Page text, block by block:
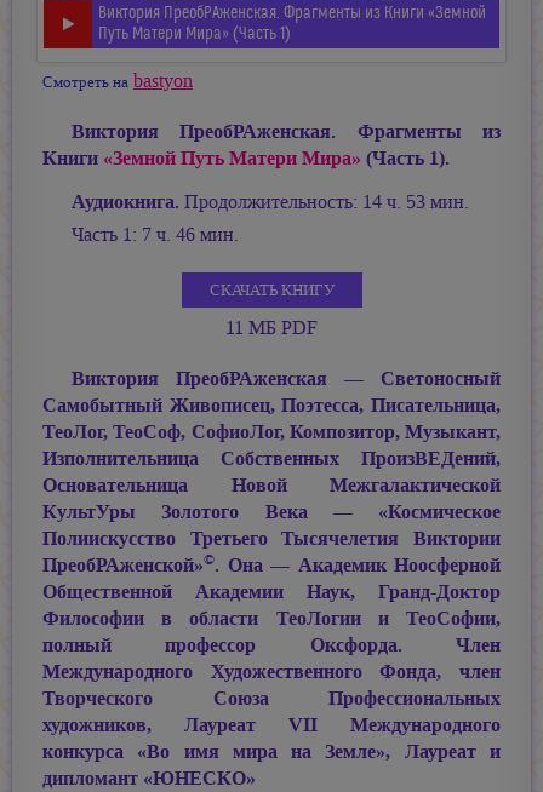
Виктория ПреобРАженская. Фрагменты из Книги «Земной
Путь Матери Мира» (Часть 1)
Смотреть на bastyon
Виктория ПреобРАженская. Фрагменты из
Книги «Земной Путь Матери Мира» (Часть 1).
Аудиокнига. Продолжительность: 14 ч. 53 мин.
Часть 1: 7 ч. 46 мин.
СКАЧАТЬ КНИГУ
11 МБ PDF
Виктория ПреобРАженская — Светоносный
Самобытный Живописец, Поэтесса, Писательница,
ТеоЛог, ТеоСоф, СофиоЛог, Композитор, Музыкант,
Изполнительница Собственных ПроизВЕДений,
Основательница Новой Межгалактической
КультУры Золотого Века — «Космическое
Полиискусство Третьего Тысячелетия Виктории
ПреобРАженской»©. Она — Академик Ноосферной
Общественной Академии Наук, Гранд-Доктор
Философии в области ТеоЛогии и ТеоСофии,
полный профессор Оксфорда. Член
Международного Художественного Фонда, член
Творческого Союза Профессиональных
художников, Лауреат VII Международного
конкурса «Во имя мира на Земле», Лауреат и
дипломант «ЮНЕСКО»